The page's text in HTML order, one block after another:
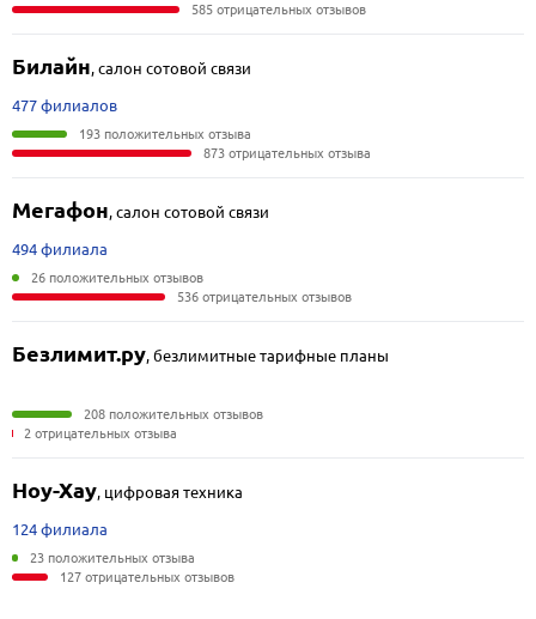
585 отрицательных отзывов
Билайн,салон сотовой связи
477 филиалов
193 положительных отзыва
873 отрицательных отзыва
Мегафон,салон сотовой связи
494 филиала
26 положительных отзывов
536 отрицательных отзывов
Безлимит.ру,безлимитные тарифные планы
208 положительных отзывов
2 отрицательных отзыва
Ноу-Хау, цифровая техника
124 филиала
23 положительных отзыва
127 отрицательных отзывов